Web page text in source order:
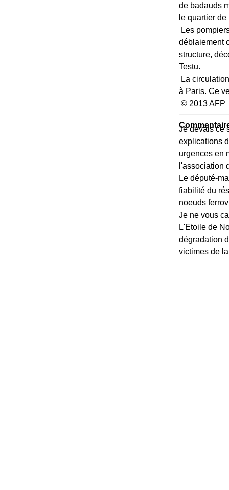
de badauds
le quartier
Les
déblaiement
structure,
Testu.
La
à Paris. Ce
© 2013 AFP
Je devais ce
explications
urgences en
l'association
Le député-
fiabilité du
noeuds
Je ne vous
L'Etoile de
dégradation
victimes de